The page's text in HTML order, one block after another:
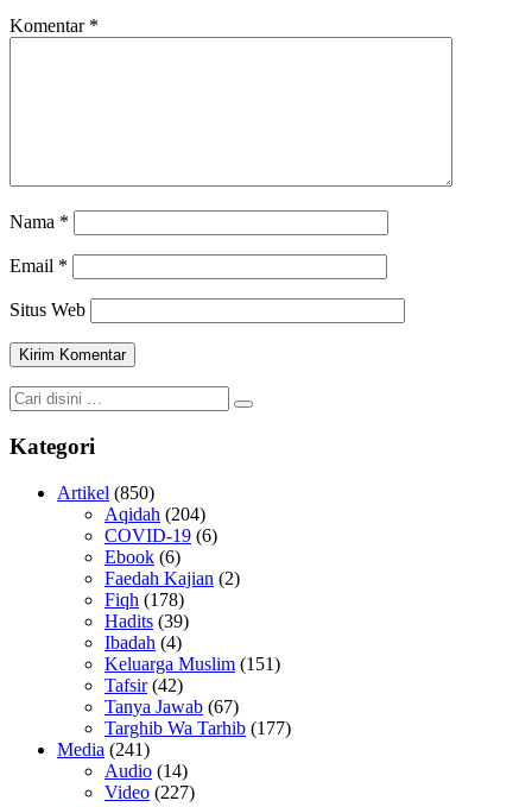
Komentar *
Nama *
Email *
Situs Web
Kategori
Artikel (850)
Aqidah (204)
COVID-19 (6)
Ebook (6)
Faedah Kajian (2)
Fiqh (178)
Hadits (39)
Ibadah (4)
Keluarga Muslim (151)
Tafsir(42)
Tanya Jawab (67)
Targhib Wa Tarhib (177)
Media (241)
Audio (14)
Video (227)